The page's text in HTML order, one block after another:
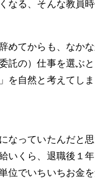
なる、そんな教員時
めてからも、なか
託の）仕事を選ぶ
を自然と考えてし
なっていたんだと
いくら、退職後１
位でいちいちお金